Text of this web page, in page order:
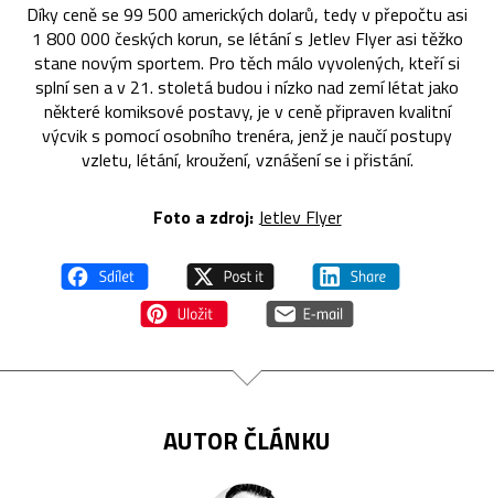
Díky ceně se 99 500 amerických dolarů, tedy v přepočtu asi
1 800 000 českých korun, se létání s Jetlev Flyer asi těžko
stane novým sportem. Pro těch málo vyvolených, kteří si
splní sen a v 21. stoletá budou i nízko nad zemí létat jako
některé komiksové postavy, je v ceně připraven kvalitní
výcvik s pomocí osobního trenéra, jenž je naučí postupy
vzletu, létání, kroužení, vznášení se i přistání.
Foto a zdroj:Jetlev Flyer
AUTOR ČLÁNKU